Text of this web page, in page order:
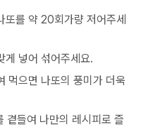
또를 약 20회가량 저어주세
게 넣어 섞어주세요.
먹으면 나또의 풍미가 더욱
곁들여 나만의 레시피로 즐